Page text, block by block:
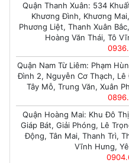
Quận Thanh Xuân: 534
Khương Đình, Khương
Phương Liệt, Thanh Xuân
Hoàng Văn Thái, Tô
Quận Nam Từ Liêm: Phạm
Đình 2, Nguyễn Cơ Thạch,
Tây Mỗ, Trung Văn, Xuân
Quận Hoàng Mai: Khu Đô
Giáp Bát, Giải Phóng, Lê
Động, Tân Mai, Thanh Trì,
Vĩnh Hưng,